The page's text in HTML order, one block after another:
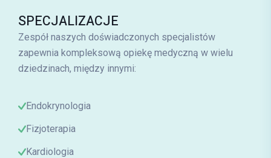
SPECJALIZACJE
Zespół naszych doświadczonych specjalistów
zapewnia kompleksową opiekę medyczną w wielu
dziedzinach, między innymi:
Endokrynologia
Fizjoterapia
Kardiologia